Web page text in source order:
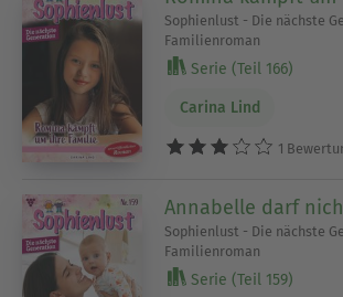
Sophienlust - Die nächste
Familienroman
Serie (Teil 166)
Carina Lind
1
Annabelle darf
Sophienlust - Die nächste
Familienroman
Serie (Teil 159)